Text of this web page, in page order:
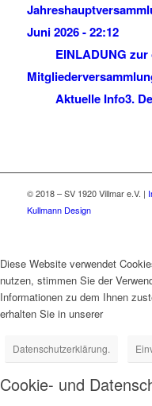
Juni 2026 - 22:12
EINLADUNG
Aktuelle Info3.
© 2018 – SV 1920 Villmar e.V. |
Kullmann Design
Diese Website verwendet
nutzen, stimmen Sie der
Informationen zu dem Ihnen
erhalten Sie in unserer
Datenschutzerklärung.
Cookie- und